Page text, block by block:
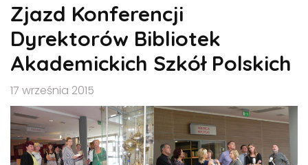
Zjazd Konferencji
Dyrektorów Bibliotek
Akademickich Szkół Polskich
17 września 2015